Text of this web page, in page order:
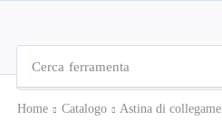
Cerca ferramenta
Home Catalogo Astina di